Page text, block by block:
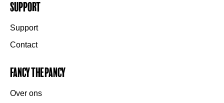
Support
Support
Contact
Fancy the Pancy
Over ons